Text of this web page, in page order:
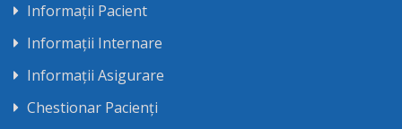
Informații Pacient
Informații Internare
Informații Asigurare
Chestionar Pacienți